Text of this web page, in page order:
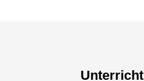
Unterricht